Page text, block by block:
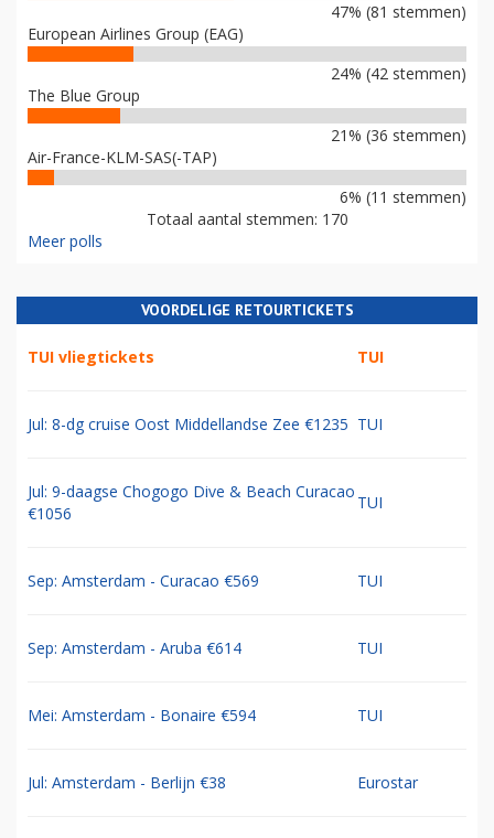
47% (81 stemmen)
European Airlines Group (EAG)
24% (42 stemmen)
The Blue Group
21% (36 stemmen)
Air-France-KLM-SAS(-TAP)
6% (11 stemmen)
Totaal aantal stemmen: 170
Meer polls
VOORDELIGE RETOURTICKETS
TUI vliegtickets TUI
Jul: 8-dg cruise Oost Middellandse Zee €1235 TUI
Jul: 9-daagse Chogogo Dive & Beach Curacao
€1056
TUI
Sep: Amsterdam - Curacao €569 TUI
Sep: Amsterdam - Aruba €614 TUI
Mei: Amsterdam - Bonaire €594 TUI
Jul: Amsterdam - Berlijn €38 Eurostar